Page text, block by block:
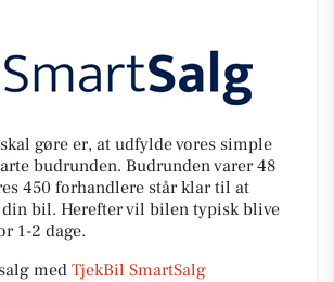
gøre er, at udfylde vores simple
budrunden. Budrunden varer 48
450 forhandlere står klar til at
bil. Herefter vil bilen typisk blive
1-2 dage.
med TjekBil SmartSalg